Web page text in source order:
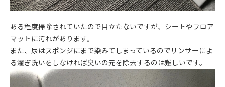
ある程度掃除されていたので目立たないですが、シートやフロア
マットに汚れがあります。
また、尿はスポンジにまで染みてしまっているのでリンサーによ
る濯ぎ洗いをしなければ臭いの元を除去するのは難しいです。